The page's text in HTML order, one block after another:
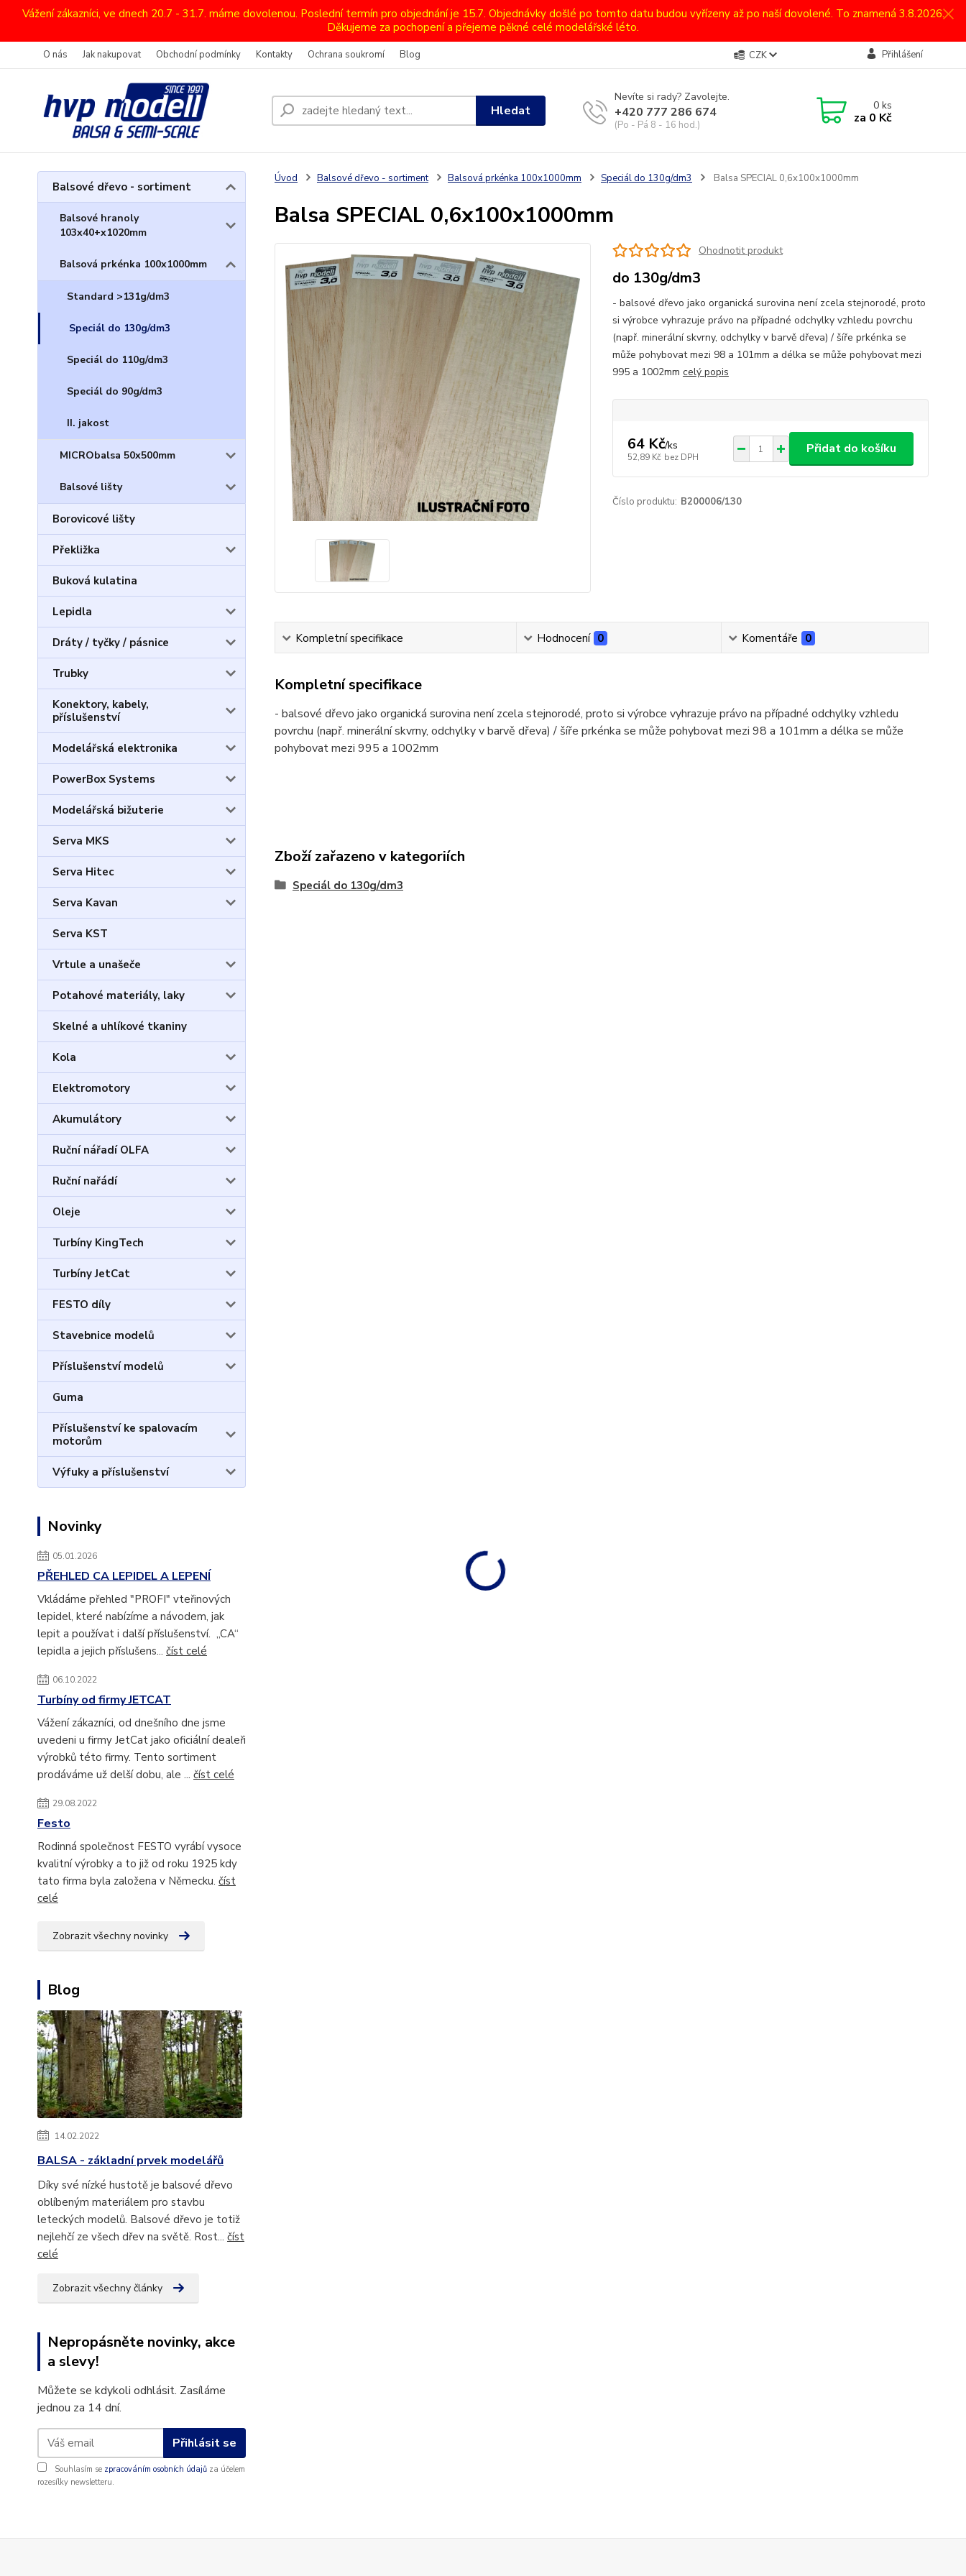
Vážení zákazníci, ve dnech 20.7 - 31.7. máme dovolenou. Poslední termín pro objednání je 15.7. Objednávky došlé po tomto datu budou vyřízeny až po naší dovolené. To znamená 3.8.2026.
Děkujeme za pochopení a přejeme pěkné celé modelářské léto.
O nás Jak nakupovat Obchodní podmínky Kontakty Ochrana soukromí Blog CZK Přihlášení
Hledat
Nevíte si rady? Zavolejte.
+420 777 286 674
(Po - Pá 8 - 16 hod.)
0ks
za 0 Kč
Balsové dřevo - sortiment
Balsové hranoly
103x40+x1020mm
Balsová prkénka 100x1000mm
Standard >131g/dm3
Speciál do 130g/dm3
Speciál do 110g/dm3
Speciál do 90g/dm3
II. jakost
MICRObalsa 50x500mm
Balsové lišty
Borovicové lišty
Překližka
Buková kulatina
Lepidla
Dráty / tyčky / pásnice
Trubky
Konektory, kabely,
příslušenství
Modelářská elektronika
PowerBox Systems
Modelářská bižuterie
Serva MKS
Serva Hitec
Serva Kavan
Serva KST
Vrtule a unašeče
Potahové materiály, laky
Skelné a uhlíkové tkaniny
Kola
Elektromotory
Akumulátory
Ruční nářadí OLFA
Ruční nařádí
Oleje
Turbíny KingTech
Turbíny JetCat
FESTO díly
Stavebnice modelů
Příslušenství modelů
Guma
Příslušenství ke spalovacím
motorům
Výfuky a příslušenství
Novinky
05.01.2026
PŘEHLED CA LEPIDEL A LEPENÍ
Vkládáme přehled "PROFI" vteřinových
lepidel, které nabízíme a návodem, jak
lepit a používat i další příslušenství. „CA“
lepidla a jejich příslušens... číst celé
06.10.2022
Turbíny od firmy JETCAT
Vážení zákazníci, od dnešního dne jsme
uvedeni u firmy JetCat jako oficiální dealeři
výrobků této firmy. Tento sortiment
prodáváme už delší dobu, ale ... číst celé
29.08.2022
Festo
Rodinná společnost FESTO vyrábí vysoce
kvalitní výrobky a to již od roku 1925 kdy
tato firma byla založena v Německu. číst
celé
Zobrazit všechny novinky
Blog
14.02.2022
BALSA - základní prvek modelářů
Díky své nízké hustotě je balsové dřevo
oblíbeným materiálem pro stavbu
leteckých modelů. Balsové dřevo je totiž
nejlehčí ze všech dřev na světě. Rost... číst
celé
Zobrazit všechny články
Nepropásněte novinky, akce
a slevy!
Můžete se kdykoli odhlásit. Zasíláme
jednou za 14 dní.
Přihlásit se
Souhlasím se zpracováním osobních údajů za účelem
rozesílky newsletteru.
Úvod Balsové dřevo - sortiment Balsová prkénka 100x1000mm Speciál do 130g/dm3 Balsa SPECIAL 0,6x100x1000mm
Balsa SPECIAL 0,6x100x1000mm
Ohodnotit produkt
do 130g/dm3
- balsové dřevo jako organická surovina není zcela stejnorodé, proto
si výrobce vyhrazuje právo na případné odchylky vzhledu povrchu
(např. minerální skvrny, odchylky v barvě dřeva) / šíře prkénka se
může pohybovat mezi 98 a 101mm a délka se může pohybovat mezi
995 a 1002mm celý popis
64 Kč/ks
52,89 Kč bez DPH
Přidat do košíku
Číslo produktu: B200006/130
Kompletní specifikace Hodnocení 0 Komentáře 0
Kompletní specifikace
- balsové dřevo jako organická surovina není zcela stejnorodé, proto si výrobce vyhrazuje právo na případné odchylky vzhledu
povrchu (např. minerální skvrny, odchylky v barvě dřeva) / šíře prkénka se může pohybovat mezi 98 a 101mm a délka se může
pohybovat mezi 995 a 1002mm
Zboží zařazeno v kategoriích
Speciál do 130g/dm3